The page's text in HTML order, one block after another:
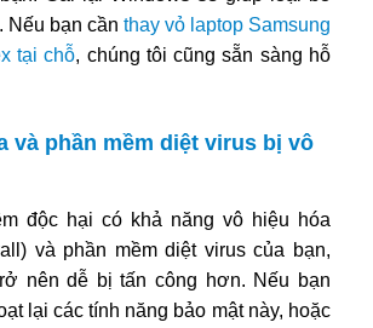
Nếu bạn cần thay vỏ laptop Samsung
tại chỗ, chúng tôi cũng sẵn sàng hỗ
và phần mềm diệt virus bị vô
độc hại có khả năng vô hiệu hóa
và phần mềm diệt virus của bạn,
nên dễ bị tấn công hơn. Nếu bạn
lại các tính năng bảo mật này, hoặc